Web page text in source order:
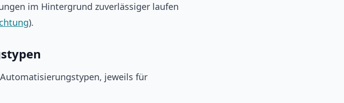
im Hintergrund zuverlässiger laufen
).
jeweils für